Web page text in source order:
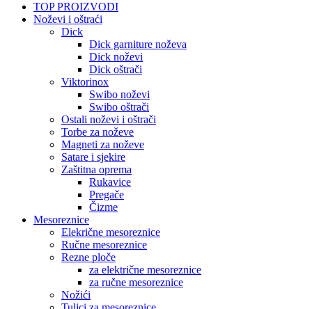
TOP PROIZVODI
Noževi i oštraći
Dick
Dick garniture noževa
Dick noževi
Dick oštrači
Viktorinox
Swibo noževi
Swibo oštrači
Ostali noževi i oštrači
Torbe za noževe
Magneti za noževe
Satare i sjekire
Zaštitna oprema
Rukavice
Pregače
Čizme
Mesoreznice
Elekrične mesoreznice
Ručne mesoreznice
Rezne ploče
za električne mesoreznice
za ručne mesoreznice
Nožići